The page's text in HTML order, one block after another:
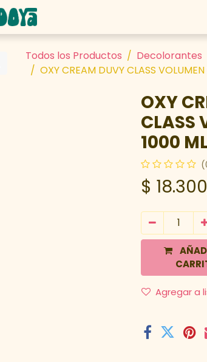
Todos los Productos
Decolorantes
OXY CREAM DUVY CLASS
OXY
CLASS
1000 ML
$
Agregar a